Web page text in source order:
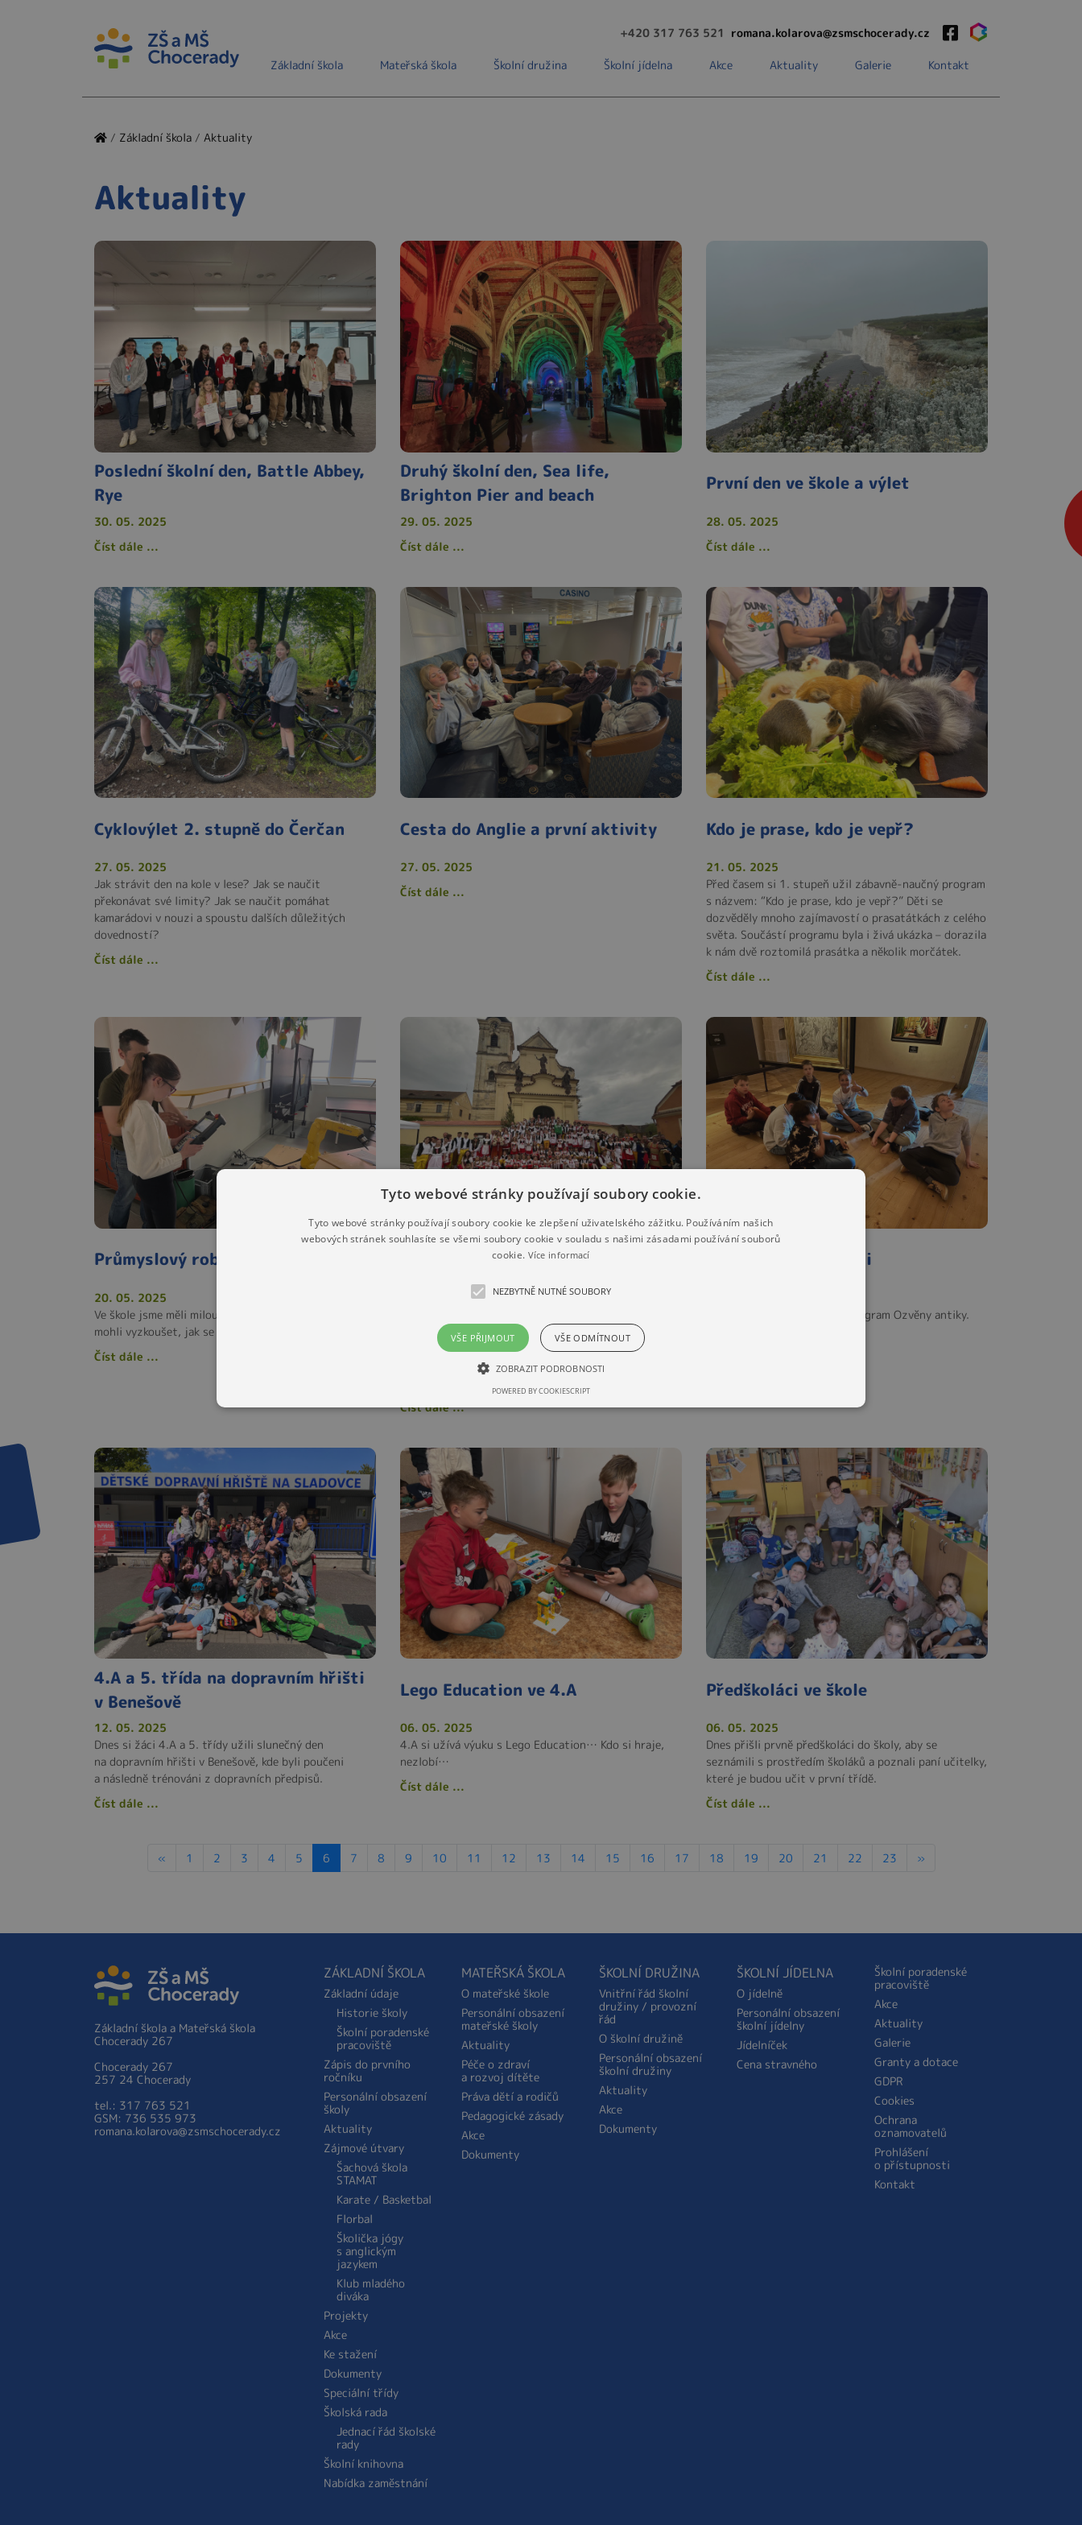
+420 317 763 521 romana.kolarova@zsmschocerady.cz
Základní škola Mateřská škola Školní družina Školní jídelna Akce Aktuality Galerie Kontakt
/ Základní škola / Aktuality
Aktuality
Poslední školní den, Battle Abbey,
Rye
30. 05. 2025
Číst dále ...
Druhý školní den, Sea life,
Brighton Pier and beach
29. 05. 2025
Číst dále ...
První den ve škole a výlet
28. 05. 2025
Číst dále ...
Cyklovýlet 2. stupně do Čerčan
27. 05. 2025
Jak strávit den na kole v lese? Jak se naučit
překonávat své limity? Jak se naučit pomáhat
kamarádovi v nouzi a spoustu dalších důležitých
dovedností?
Číst dále ...
Cesta do Anglie a první aktivity
27. 05. 2025
Číst dále ...
Kdo je prase, kdo je vepř?
21. 05. 2025
Před časem si 1. stupeň užil zábavně-naučný program
s názvem: “Kdo je prase, kdo je vepř?” Děti se
dozvěděly mnoho zajímavostí o prasatátkách z celého
světa. Součástí programu byla i živá ukázka – dorazila
k nám dvě roztomilá prasátka a několik morčátek.
Číst dále ...
Průmyslový robot ve škole
20. 05. 2025
Ve škole jsme měli milou návštěvu, kdy si někteří žáci
mohli vyzkoušet, jak se ovládá průmyslový robot.
Číst dále ...
“Choceradské máje”
17. 05. 2025
máje”, kde si v podvečer u májky zatančili Českou
besedu i žáci naší školy a některé paní učitelky. I přes
deštivé a chladnější počasí tanečnice a tanečníci
Číst dále ...
6.A v Národní galerii
Šesťáci si dnes užili skvělý program Ozvěny antiky.
4.A a 5. třída na dopravním hřišti
v Benešově
12. 05. 2025
Dnes si žáci 4.A a 5. třídy užili slunečný den
na dopravním hřišti v Benešově, kde byli poučeni
a následně trénováni z dopravních předpisů.
Číst dále ...
Lego Education ve 4.A
06. 05. 2025
4.A si užívá výuku s Lego Education… Kdo si hraje,
nezlobí…
Číst dále ...
Předškoláci ve škole
06. 05. 2025
Dnes přišli prvně předškoláci do školy, aby se
seznámili s prostředím školáků a poznali paní učitelky,
které je budou učit v první třídě.
Číst dále ...
« 1 2 3 4 5 6 7 8 9 10 11 12 13 14 15 16 17 18 19 20 21 22 23 »
Základní škola a Mateřská škola
Chocerady 267
Chocerady 267
257 24 Chocerady
tel.: 317 763 521
GSM: 736 535 973
romana.kolarova@zsmschocerady.cz
ZÁKLADNÍ ŠKOLA
Základní údaje
Historie školy
Školní poradenské
pracoviště
Zápis do prvního
ročníku
Personální obsazení
školy
Aktuality
Zájmové útvary
Šachová škola
STAMAT
Karate / Basketbal
Florbal
Školička jógy
s anglickým
jazykem
Klub mladého
diváka
Projekty
Akce
Ke stažení
Dokumenty
Speciální třídy
Školská rada
Jednací řád školské
rady
Školní knihovna
Nabídka zaměstnání
MATEŘSKÁ ŠKOLA
O mateřské škole
Personální obsazení
mateřské školy
Aktuality
Péče o zdraví
a rozvoj dítěte
Práva dětí a rodičů
Pedagogické zásady
Akce
Dokumenty
ŠKOLNÍ DRUŽINA
Vnitřní řád školní
družiny / provozní
řád
O školní družině
Personální obsazení
školní družiny
Aktuality
Akce
Dokumenty
ŠKOLNÍ JÍDELNA
O jídelně
Personální obsazení
školní jídelny
Jídelníček
Cena stravného
Školní poradenské
pracoviště
Akce
Aktuality
Galerie
Granty a dotace
GDPR
Cookies
Ochrana
oznamovatelů
Prohlášení
o přístupnosti
Kontakt
Tyto webové stránky používají soubory cookie.
Tyto webové stránky používají soubory cookie ke zlepšení uživatelského zážitku. Používáním našich
webových stránek souhlasíte se všemi soubory cookie v souladu s našimi zásadami používání souborů
cookie. Více informací
NEZBYTNĚ NUTNÉ SOUBORY
VŠE PŘIJMOUT VŠE ODMÍTNOUT
ZOBRAZIT PODROBNOSTI
POWERED BY COOKIESCRIPT